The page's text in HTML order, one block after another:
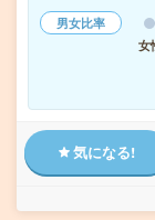
男女比率
女
気になる!